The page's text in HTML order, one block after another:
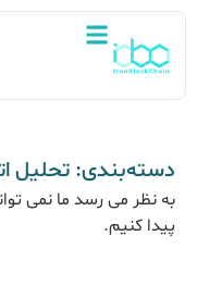
دسته‌بندی: تحلیل
به نظر می رسد ما نمی
پیدا کنیم.